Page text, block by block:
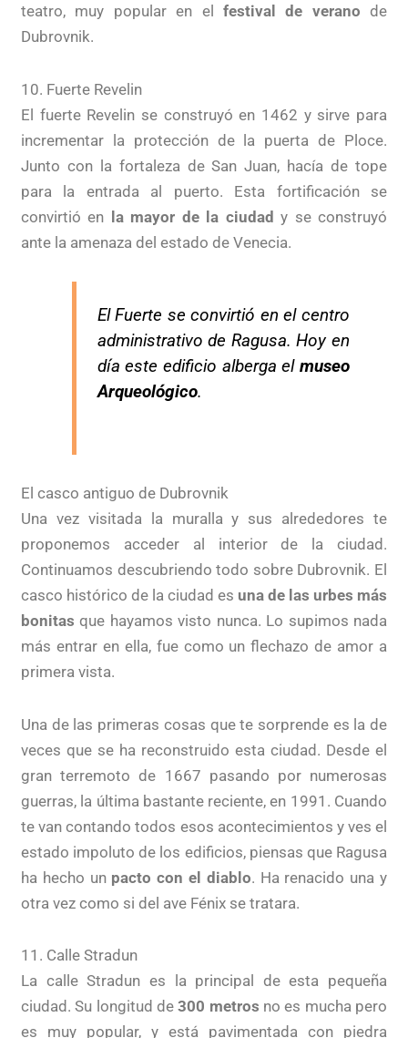
teatro, muy popular en el festival de verano de
Dubrovnik.
10. Fuerte Revelin
El fuerte Revelin se construyó en 1462 y sirve para
incrementar la protección de la puerta de Ploce.
Junto con la fortaleza de San Juan, hacía de tope
para la entrada al puerto. Esta fortificación se
convirtió en la mayor de la ciudad y se construyó
ante la amenaza del estado de Venecia.
El Fuerte se convirtió en el centro
administrativo de Ragusa. Hoy en
día este edificio alberga el museo
Arqueológico.
El casco antiguo de Dubrovnik
Una vez visitada la muralla y sus alrededores te
proponemos acceder al interior de la ciudad.
Continuamos descubriendo todo sobre Dubrovnik. El
casco histórico de la ciudad es una de las urbes más
bonitas que hayamos visto nunca. Lo supimos nada
más entrar en ella, fue como un flechazo de amor a
primera vista.
Una de las primeras cosas que te sorprende es la de
veces que se ha reconstruido esta ciudad. Desde el
gran terremoto de 1667 pasando por numerosas
guerras, la última bastante reciente, en 1991. Cuando
te van contando todos esos acontecimientos y ves el
estado impoluto de los edificios, piensas que Ragusa
ha hecho un pacto con el diablo. Ha renacido una y
otra vez como si del ave Fénix se tratara.
11. Calle Stradun
La calle Stradun es la principal de esta pequeña
ciudad. Su longitud de300 metros no es mucha pero
es muy popular, y está pavimentada con piedra